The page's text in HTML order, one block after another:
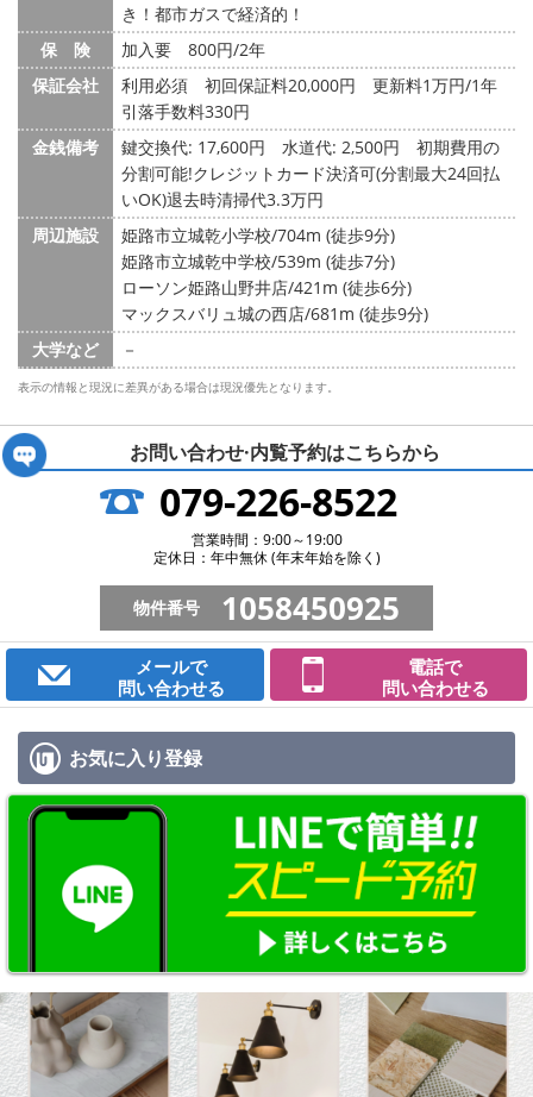
き！都市ガスで経済的！
保 険
加入要 800円/2年
保証会社
利用必須 初回保証料20,000円 更新料1万円/1年
引落手数料330円
金銭備考
鍵交換代: 17,600円 水道代: 2,500円
初期費用の
分割可能!クレジットカード決済可(分割最大24回払
いOK)退去時清掃代3.3万円
周辺施設
姫路市立城乾小学校/704m (徒歩9分)
姫路市立城乾中学校/539m (徒歩7分)
ローソン姫路山野井店/421m (徒歩6分)
マックスバリュ城の西店/681m (徒歩9分)
大学など
－
表示の情報と現況に差異がある場合は現況優先となります。
お問い合わせ·内覧予約はこちらから
079-226-8522
営業時間：9:00～19:00
定休日：年中無休 (年末年始を除く)
物件番号 1058450925
メールで
問い合わせる
電話で
問い合わせる
お気に入り登録